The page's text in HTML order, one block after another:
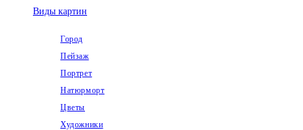
Виды картин
Город
Пейзаж
Портрет
Натюрморт
Цветы
Художники